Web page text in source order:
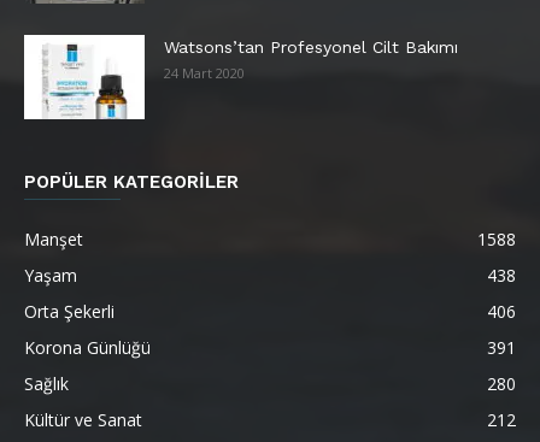
Watsons’tan Profesyonel Cilt Bakımı
24 Mart 2020
POPÜLER KATEGORİLER
Manşet
1588
Yaşam
438
Orta Şekerli
406
Korona Günlüğü
391
Sağlık
280
Kültür ve Sanat
212